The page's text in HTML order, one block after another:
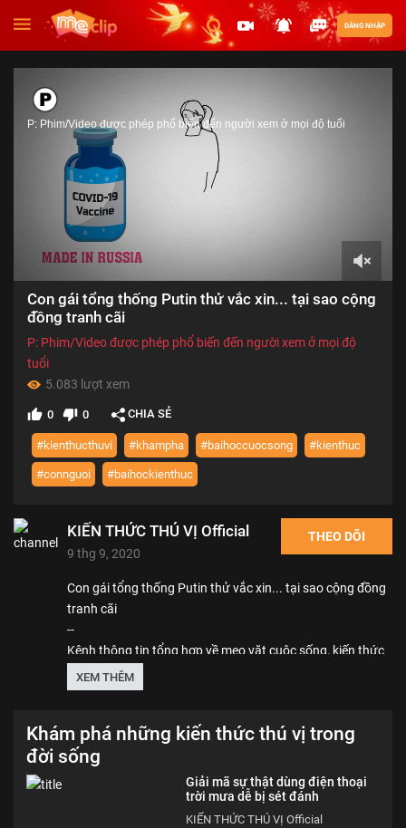
ĐĂNG NHẬP
04:43
P: Phim/Video được phép phổ biến đến người xem ở mọi độ tuổi
Con gái tổng thống Putin thử vắc xin... tại sao cộng
đồng tranh cãi
P: Phim/Video được phép phổ biến đến người xem ở mọi độ
tuổi
5.083 lượt xem
0 0 CHIA SẺ
#kienthucthuvi #khampha #baihoccuocsong #kienthuc
#connguoi #baihockienthuc
KIẾN THỨC THÚ VỊ Official
9 thg 9, 2020
THEO DÕI
Con gái tổng thống Putin thử vắc xin... tại sao cộng đồng
tranh cãi
--
Kênh thông tin tổng hợp về mẹo vặt cuộc sống, kiến thức
đời sống xã hội, giúp bạn thư giãn, đầu óc bớt căng thẳng
để lấy lại sự tỉnh táo để tiếp tục học tập và làm việc. Tôi đã
thức tôi học và tìm hiểu được, tham khảo cả nguồn tài liệu
trong nước và nước ngoài, chọn lọc ra cái hay, cái đúng để
KIẾN THỨC THÚ VỊ
XEM THÊM
Khám phá những kiến thức thú vị trong
đời sống
Giải mã sự thật dùng điện thoại
trời mưa dễ bị sét đánh
KIẾN THỨC THÚ VỊ Official